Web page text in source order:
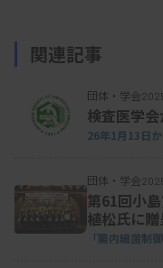
関連記事
団体・学会
検査医学
26年1月13日
団体・学会
第61回小
植松氏に贈
「腸内細菌制